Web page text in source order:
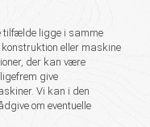
tilfælde ligge i samme
eller maskine
der kan være
give
Vi kan i den
om eventuelle